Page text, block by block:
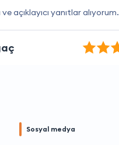
ve açıklayıcı yanıtlar alıyorum.
Sosyal medya